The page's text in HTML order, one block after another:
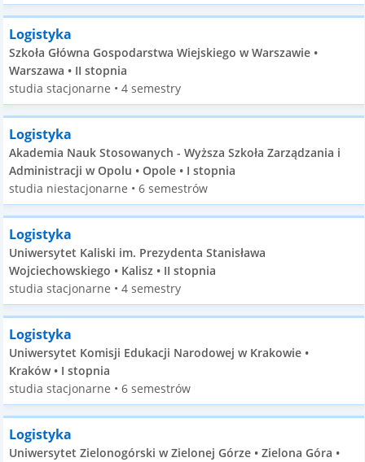
Logistyka
Szkoła Główna Gospodarstwa Wiejskiego w Warszawie •
Warszawa • II stopnia
studia stacjonarne • 4 semestry
Logistyka
Akademia Nauk Stosowanych - Wyższa Szkoła Zarządzania i
Administracji w Opolu • Opole • I stopnia
studia niestacjonarne • 6 semestrów
Logistyka
Uniwersytet Kaliski im. Prezydenta Stanisława
Wojciechowskiego • Kalisz • II stopnia
studia stacjonarne • 4 semestry
Logistyka
Uniwersytet Komisji Edukacji Narodowej w Krakowie •
Kraków • I stopnia
studia stacjonarne • 6 semestrów
Logistyka
Uniwersytet Zielonogórski w Zielonej Górze • Zielona Góra •